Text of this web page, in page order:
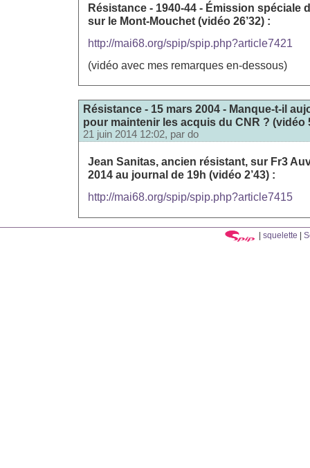
Résistance - 1940-44 - Émission spéciale
sur le Mont-Mouchet (vidéo 26’32) :
http://mai68.org/spip/spip.php?article7421
(vidéo avec mes remarques en-dessous)
Résistance - 15 mars 2004 - Manque-t-il
pour maintenir les acquis du CNR ? (vidéo
21 juin 2014 12:02, par do
Jean Sanitas, ancien résistant, sur Fr3
2014 au journal de 19h (vidéo 2’43) :
http://mai68.org/spip/spip.php?article7415
squelette